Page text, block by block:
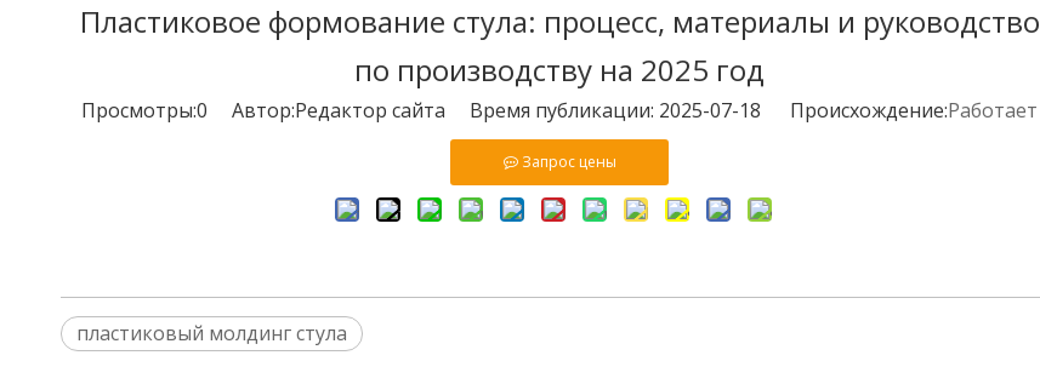
Пластиковое формование стула: процесс, материалы и руководство
по производству на 2025 год
Просмотры:0 Автор:Pедактор сайта Время публикации: 2025-07-18 Происхождение:Работает
Запрос цены
пластиковый молдинг стула